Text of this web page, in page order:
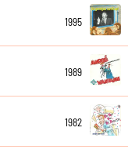
1995
1989
1982